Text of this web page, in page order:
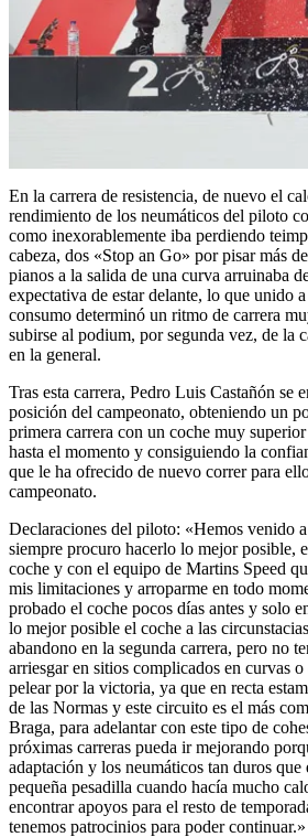
En la carrera de resistencia, de nuevo el
rendimiento de los neumáticos del piloto
como inexorablemente iba perdiendo
cabeza, dos «Stop an Go» por pisar más
pianos a la salida de una curva arruinaba
expectativa de estar delante, lo que unido
consumo determinó un ritmo de carrera
subirse al podium, por segunda vez, de la
en la general.
Tras esta carrera, Pedro Luis Castañón se
posición del campeonato, obteniendo un
primera carrera con un coche muy
hasta el momento y consiguiendo la
que le ha ofrecido de nuevo correr para
campeonato.
Declaraciones del piloto: «Hemos venido
siempre procuro hacerlo lo mejor posible,
coche y con el equipo de Martins Speed
mis limitaciones y arroparme en todo
probado el coche pocos días antes y solo
lo mejor posible el coche a las
abandono en la segunda carrera, pero no
arriesgar en sitios complicados en curvas
pelear por la victoria, ya que en recta
de las Normas y este circuito es el más
Braga, para adelantar con este tipo de
próximas carreras pueda ir mejorando
adaptación y los neumáticos tan duros que
pequeña pesadilla cuando hacía mucho
encontrar apoyos para el resto de
tenemos patrocinios para poder continuar.»